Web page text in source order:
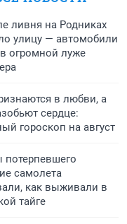
ливня на Родниках
улицу — автомобили
огромной луже
в любви, а
сердце:
гороскоп на август
потерпевшего
самолета
как выживали в
тайге